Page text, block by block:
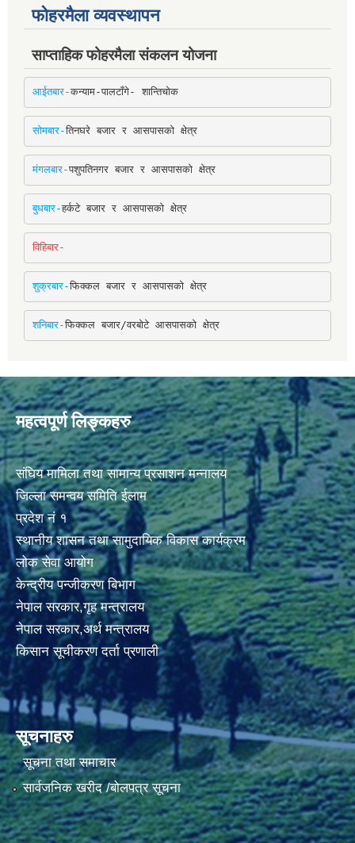
फोहरमैला व्यवस्थापन
साप्ताहिक फोहरमैला संकलन योजना
आईतबार-कन्याम-पालटाँगे- शान्तिचोक
सोमबार-तिनघरे बजार र आसपासको क्षेत्र
मंगलबार-पशुपतिनगर बजार र आसपासको क्षेत्र
बुधबार-हर्कटे बजार र आसपासको क्षेत्र
विहिबार-
शुक्रबार-फिक्कल बजार र आसपासको क्षेत्र
शनिबार-फिक्कल बजार/वरबोटे आसपासको क्षेत्र
महत्वपूर्ण लिङ्कहरु
संघिय मामिला तथा सामान्य प्रसाशन मन्नालय
जिल्ला समन्वय समिति ईलाम
प्रदेश नं १
स्थानीय शासन तथा सामुदायिक विकास कार्यक्रम
लोक सेवा आयोग
केन्द्रीय पन्जीकरण बिभाग
नेपाल सरकार,गृह मन्त्रालय
नेपाल सरकार,अर्थ मन्त्रालय
किसान सूचीकरण दर्ता प्रणाली
सूचनाहरु
सूचना तथा समाचार
सार्वजनिक खरीद /बोलपत्र सूचना